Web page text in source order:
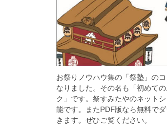
お祭りノウハウ集の「祭塾」の
なりました。その名も「初めて
ク」です。祭すみたやのネット
能です。またPDF版なら無料で
きます。ぜひご覧ください。